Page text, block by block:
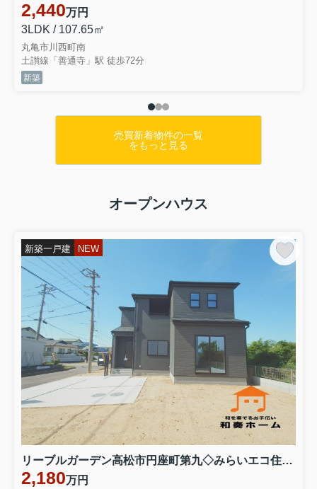
2,440万円
3LDK / 107.65㎡
丸亀市川西町南
土讃線「善通寺」駅 徒歩72分
新築
売買新着物件の一覧
をもっと見る
オープンハウス
新築一戸建 NEW
リーブルガーデン高松市円座町第九◇みらいエコ住宅2026事業補助金対象の長期優良住宅 １号棟
2,180万円